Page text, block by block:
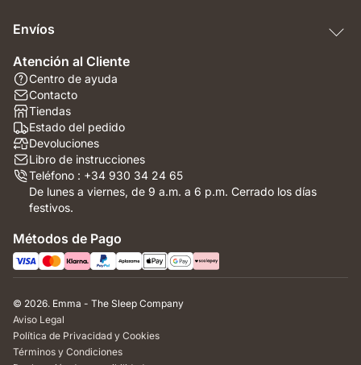
Envíos
Atención al Cliente
Centro de ayuda
Contacto
Tiendas
Estado del pedido
Devoluciones
Libro de instrucciones
Teléfono : +34 930 34 24 65
De lunes a viernes, de 9 a.m. a 6 p.m. Cerrado los días
festivos.
Métodos de Pago
© 2026. Emma - The Sleep Company
Aviso Legal
Política de Privacidad y Cookies
Términos y Condiciones